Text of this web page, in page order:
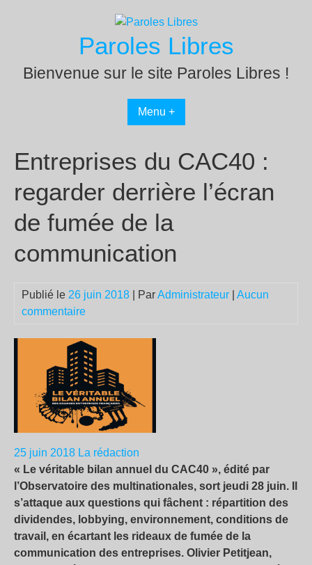
Paroles Libres
Bienvenue sur le site Paroles Libres !
Menu +
Entreprises du CAC40 :
regarder derrière l’écran
de fumée de la
communication
Publié le 26 juin 2018 | ParAdministrateur
Aucun
commentaire
25 juin 2018 La rédaction
« Le véritable bilan annuel du CAC40 », édité par
l’Observatoire des multinationales, sort jeudi 28 juin. Il
s’attaque aux questions qui fâchent : répartition des
dividendes, lobbying, environnement, conditions de
travail, en écartant les rideaux de fumée de la
communication des entreprises. Olivier Petitjean,